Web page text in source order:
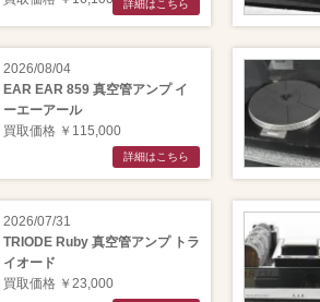
詳細はこちら
2026/08/04
EAR EAR 859 真空管アンプ イ
ーエーアール
買取価格 ￥115,000
詳細はこちら
2026/07/31
TRIODE Ruby 真空管アンプ トラ
イオード
買取価格 ￥23,000